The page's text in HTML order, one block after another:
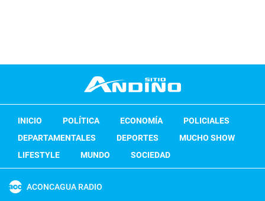
INICIO POLÍTICA ECONOMÍA
POLICIALES
DEPARTAMENTALES
DEPORTES
MUCHO SHOW
LIFESTYLE
MUNDO SOCIEDAD
ACONCAGUA RADIO